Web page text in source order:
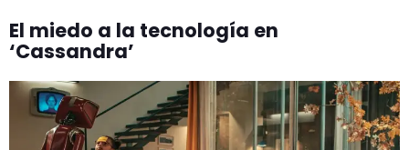
El miedo a la tecnología en
‘Cassandra’